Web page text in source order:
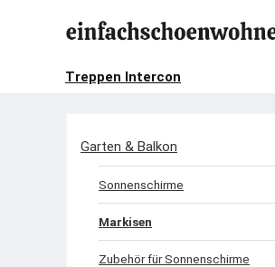
Treppen Intercon
Garten & Balkon
Sonnenschirme
Markisen
Zubehör für Sonnenschirme